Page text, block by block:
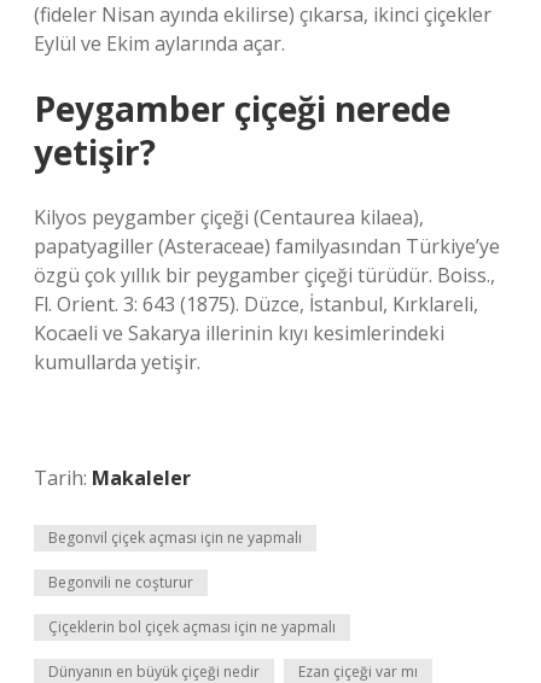
(fideler Nisan ayında ekilirse) çıkarsa, ikinci çiçekler
Eylül ve Ekim aylarında açar.
Peygamber çiçeği nerede
yetişir?
Kilyos peygamber çiçeği (Centaurea kilaea),
papatyagiller (Asteraceae) familyasından Türkiye’ye
özgü çok yıllık bir peygamber çiçeği türüdür. Boiss.,
Fl. Orient. 3: 643 (1875). Düzce, İstanbul, Kırklareli,
Kocaeli ve Sakarya illerinin kıyı kesimlerindeki
kumullarda yetişir.
Tarih: Makaleler
Begonvil çiçek açması için ne yapmalı
Begonvili ne coşturur
Çiçeklerin bol çiçek açması için ne yapmalı
Dünyanın en büyük çiçeği nedir Ezan çiçeği var mı